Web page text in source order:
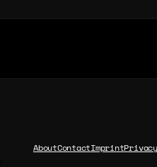
AboutContactImprintPrivacy